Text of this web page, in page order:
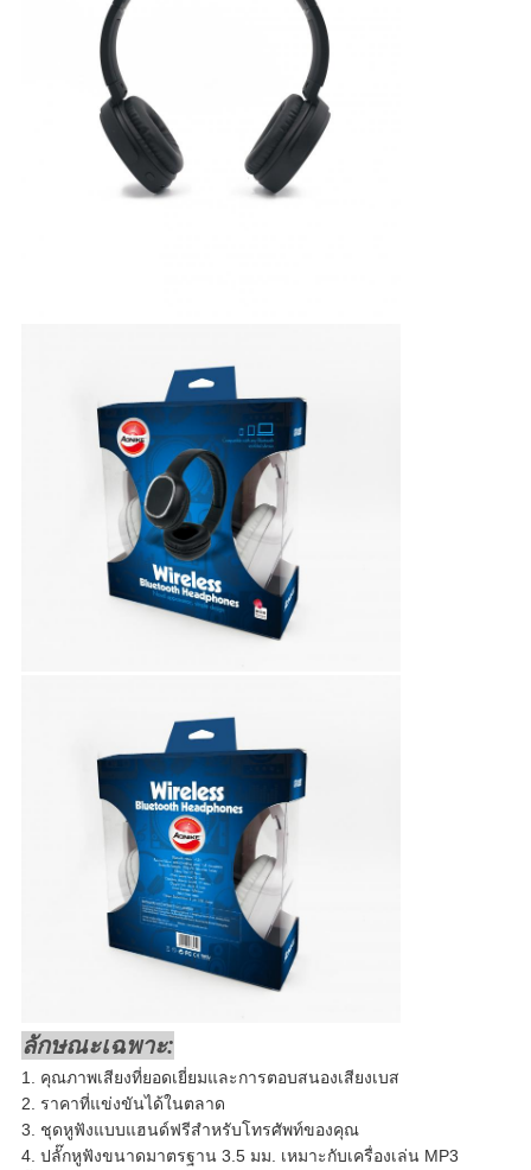
ลักษณะเฉพาะ:
1. คุณภาพเสียงที่ยอดเยี่ยมและการตอบสนองเสียงเบส
2. ราคาที่แข่งขันได้ในตลาด
3. ชุดหูฟังแบบแฮนด์ฟรีสำหรับโทรศัพท์ของคุณ
4. ปลั๊กหูฟังขนาดมาตรฐาน 3.5 มม. เหมาะกับเครื่องเล่น MP3